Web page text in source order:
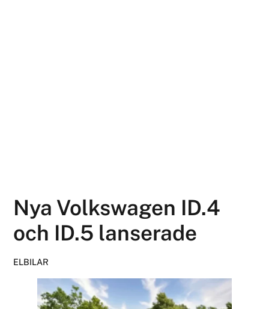
Nya Volkswagen ID.4
och ID.5 lanserade
ELBILAR